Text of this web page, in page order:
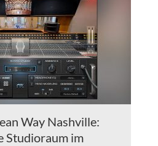
Way Nashville:
Studioraum im